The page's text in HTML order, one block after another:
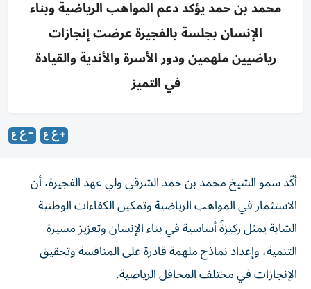
محمد بن حمد يؤكد دعم المواهب الرياضية وبناء
الإنسان بجلسة بالفجيرة عرضت إنجازات
رياضيين ملهمين ودور الأسرة والأندية والقيادة
في التميز
أكّد سمو الشيخ محمد بن حمد الشرقي ولي عهد الفجيرة، أن
الاستثمار في المواهب الرياضية وتمكين الكفاءات الوطنية
الشابة يمثل ركيزةً أساسية في بناء الإنسان وتعزيز مسيرة
التنمية، وإعداد نماذج ملهمة قادرة على المنافسة وتحقيق
الإنجازات في مختلف المحافل الرياضية.